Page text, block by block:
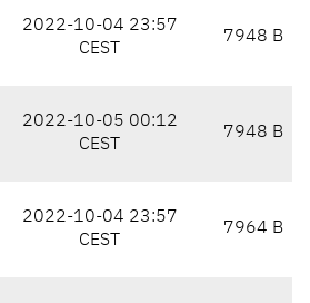
2022-10-04 23:57
CEST
7948 B
2022-10-05 00:12
CEST
7948 B
2022-10-04 23:57
CEST
7964 B